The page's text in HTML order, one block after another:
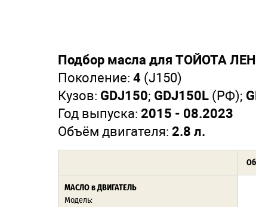
Подбор масла для ТОЙОТА
Поколение: 4 (J150)
Кузов: GDJ150; GDJ150L (РФ);
Год выпуска: 2015 - 08.2023
Объём двигателя: 2.8 л.
МАСЛО в ДВИГАТЕЛЬ
Модель: